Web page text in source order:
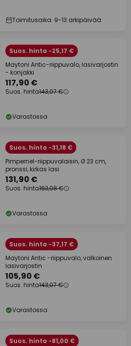
Toimitusaika: 9-13 arkipäivää
Suos. hinta -25,17 €
Maytoni Antic-riippuvalo, lasivarjostin
- konjakki
117,90 €
Suos. hinta143,07 €
Varastossa
Suos. hinta -31,18 €
Pimpernel-riippuvalaisin, Ø 23 cm,
pronssi, kirkas lasi
131,90 €
Suos. hinta163,08 €
Varastossa
Suos. hinta -37,17 €
Maytoni Antic -riippuvalo, valkoinen
lasivarjostin
105,90 €
Suos. hinta143,07 €
Varastossa
Suos. hinta -81,00 €